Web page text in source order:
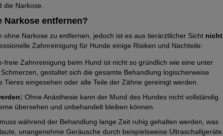
Narkose.
Narkose entfernen?
Narkose zu entfernen, jedoch ist es aus tierärztlicher Sicht nicht
Zahnreinigung für Hunde einige Risiken und Nachteile:
freie Zahnreinigung beim Hund ist nicht so gründlich wie eine unter
gestaltet sich die gesamte Behandlung logischerweise
eingesehen oder alle Teile der Zähne gereinigt werden.
Ohne Anästhesie kann der Mund des Hundes nicht vollständig
übersehen und unbehandelt bleiben können.
während der Behandlung lange Zeit ruhig gehalten werden, was
unangenehme Geräusche durch beispielsweise Ultraschallgeräte.